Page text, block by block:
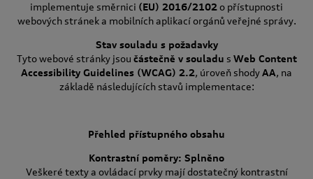
implementuje směrnici (EU) 2016/2102o přístupnosti
webových stránek a mobilních aplikací orgánů veřejné správy.
Stav souladu s požadavky
Tyto webové stránky jsou částečně v souladu s Web Content
Accessibility Guidelines (WCAG) 2.2, úroveň shodyAA, na
základě následujících stavů implementace:
Přehled přístupného obsahu
Kontrastní poměry: Splněno
Veškeré texty a ovládací prvky mají dostatečný kontrastní